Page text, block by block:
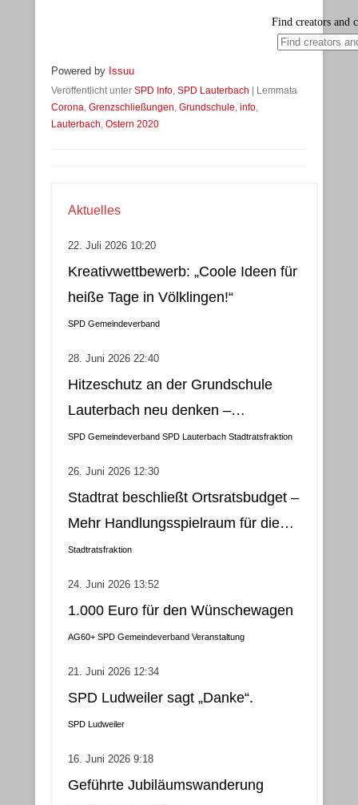
Powered by Issuu
Veröffentlicht unter SPD Info, SPD Lauterbach
Lemmata
Corona, Grenzschließungen, Grundschule, info,
Lauterbach, Ostern 2020
Aktuelles
22. Juli 2026 10:20
Kreativwettbewerb: „Coole Ideen für
heiße Tage in Völklingen!“
SPD Gemeindeverband
28. Juni 2026 22:40
Hitzeschutz an der Grundschule
Lauterbach neu denken –
Klimatisierung als wirtschaftliche
SPD Gemeindeverband SPD Lauterbach Stadtratsfraktion
26. Juni 2026 12:30
Stadtrat beschließt Ortsratsbudget –
Mehr Handlungsspielraum für die
Gemeindebezirke
Stadtratsfraktion
24. Juni 2026 13:52
1.000 Euro für den Wünschewagen
AG60+ SPD Gemeindeverband Veranstaltung
21. Juni 2026 12:34
SPD Ludweiler sagt „Danke“.
SPD Ludweiler
16. Juni 2026 9:18
Geführte Jubiläumswanderung